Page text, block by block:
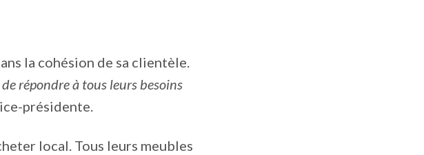
la cohésion de sa clientèle.
répondre à tous leurs besoins
présidente.
local. Tous leurs meubles